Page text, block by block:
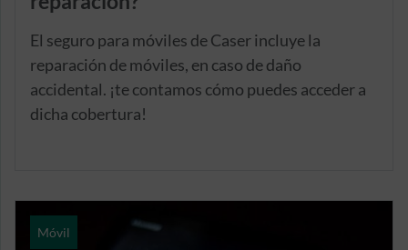
El seguro para móviles de Caser incluye la
reparación de móviles, en caso de daño
accidental. ¡te contamos cómo puedes acceder a
dicha cobertura!
Móvil